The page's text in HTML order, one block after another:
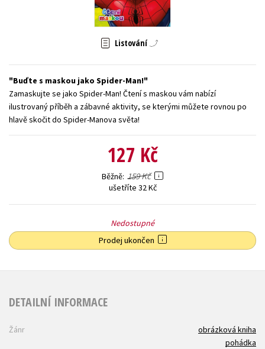
Zahraniční literatura
Všechny tituly
Listování
Buďte s maskou jako Spider-Man!
Zamaskujte se jako Spider-Man! Čtení s maskou vám nabízí
ilustrovaný příběh a zábavné aktivity, se kterými můžete rovnou po
hlavě skočit do Spider-Manova světa!
127 Kč
Běžně 159 Kč
ušetříte 32 Kč
Nedostupné
Prodej ukončen
DETAILNÍ INFORMACE
Žánr
obrázková kniha
pohádka